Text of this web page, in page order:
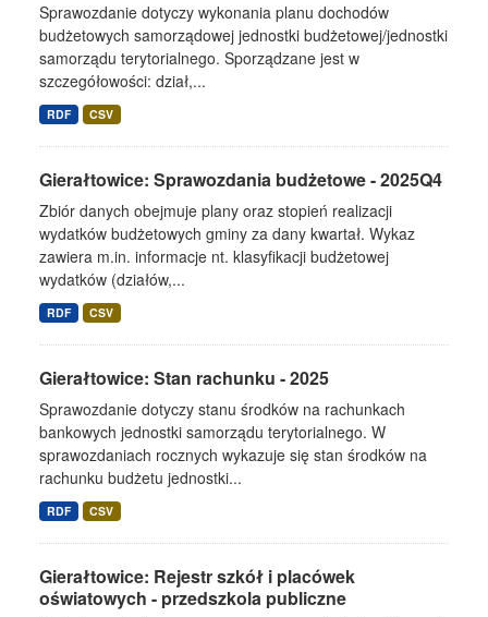
Sprawozdanie dotyczy wykonania planu dochodów
budżetowych samorządowej jednostki budżetowej/jednostki
samorządu terytorialnego. Sporządzane jest w
szczegółowości: dział,...
RDF CSV
Gierałtowice: Sprawozdania budżetowe - 2025Q4
Zbiór danych obejmuje plany oraz stopień realizacji
wydatków budżetowych gminy za dany kwartał. Wykaz
zawiera m.in. informacje nt. klasyfikacji budżetowej
wydatków (działów,...
RDF CSV
Gierałtowice: Stan rachunku - 2025
Sprawozdanie dotyczy stanu środków na rachunkach
bankowych jednostki samorządu terytorialnego. W
sprawozdaniach rocznych wykazuje się stan środków na
rachunku budżetu jednostki...
RDF CSV
Gierałtowice: Rejestr szkół i placówek
oświatowych - przedszkola publiczne